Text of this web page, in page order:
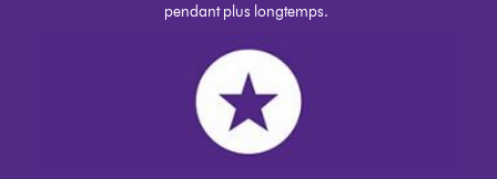
pendant plus longtemps.